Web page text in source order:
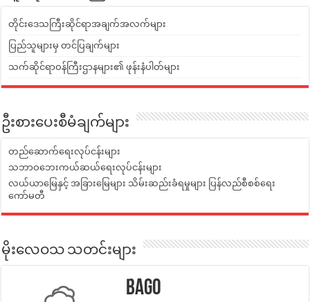
တိုင်းဒေသကြီးဆိုင်ရာအချက်အလက်များ
ပြည်သူများမှ တင်ပြချက်များ
သက်ဆိုင်ရာဝန်ကြီးဌာနများ၏ ဖုန်းနံပါတ်များ
ဦးစားပေးစီမံချက်များ
တည်ဆောက်ရေးလုပ်ငန်းများ
သဘာဝဘေးကယ်ဆယ်ရေးလုပ်ငန်းများ
လယ်ယာမြေနှင့် အခြားမြေများ သိမ်းဆည်းခံရမှုများ ပြန်လည်စီစစ်ရေး
ကော်မတီ
မိုးလေဝသ သတင်းများ
Bago